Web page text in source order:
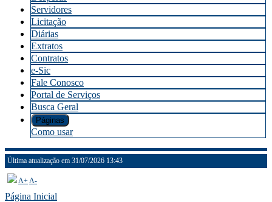
Servidores
Licitação
Diárias
Extratos
Contratos
e-Sic
Fale Conosco
Portal de Serviços
Busca Geral
Páginas
Como usar
Última atualização em 31/07/2026 13:43
A+A-
Página Inicial